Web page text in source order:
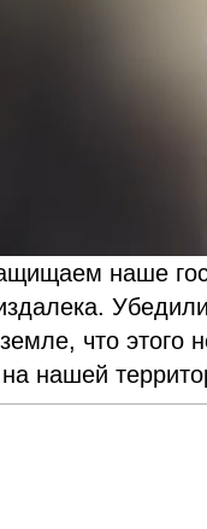
наше
что этого
на нашей